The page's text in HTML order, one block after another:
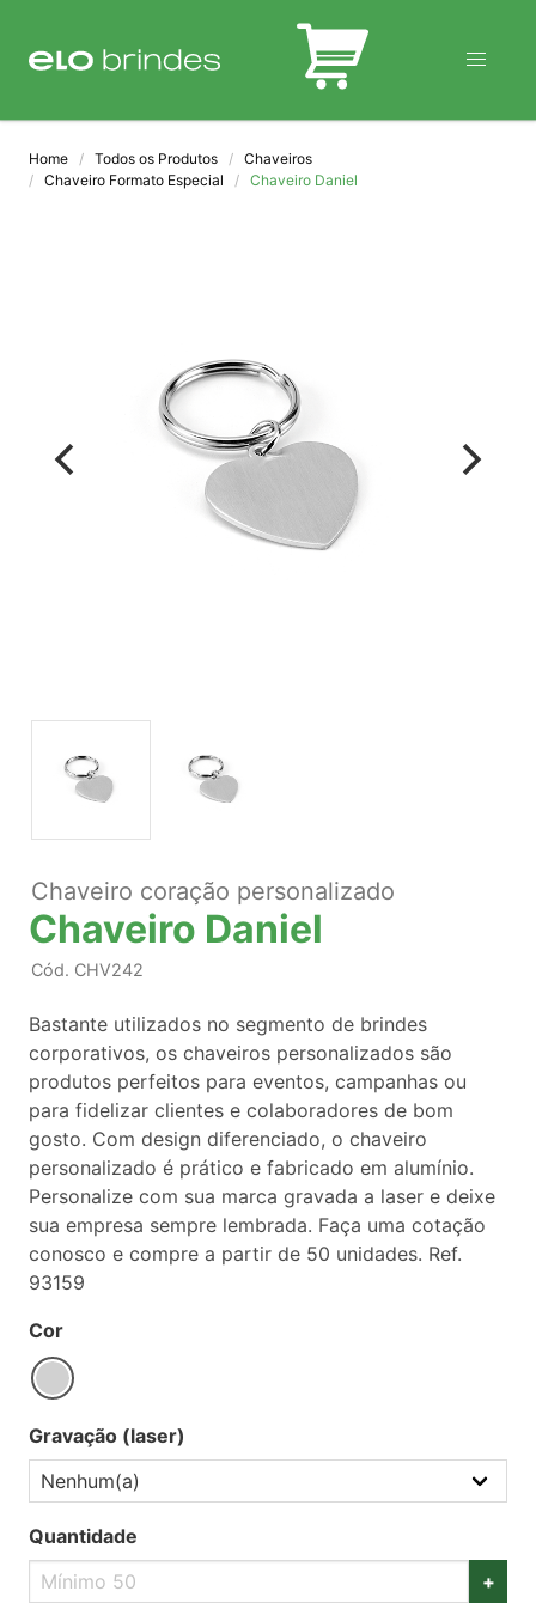
BLOG
Home Todos os Produtos
Chaveiros
Chaveiro Formato Especial
Chaveiro Daniel
Chaveiro coração personalizado
Chaveiro Daniel
Cód. CHV242
Bastante utilizados no segmento de brindes
corporativos, os chaveiros personalizados são
produtos perfeitos para eventos, campanhas ou
para fidelizar clientes e colaboradores de bom
gosto. Com design diferenciado, o chaveiro
personalizado é prático e fabricado em alumínio.
Personalize com sua marca gravada a laser e deixe
sua empresa sempre lembrada. Faça uma cotação
conosco e compre a partir de 50 unidades. Ref.
93159
Cor
Gravação (laser)
Quantidade
+